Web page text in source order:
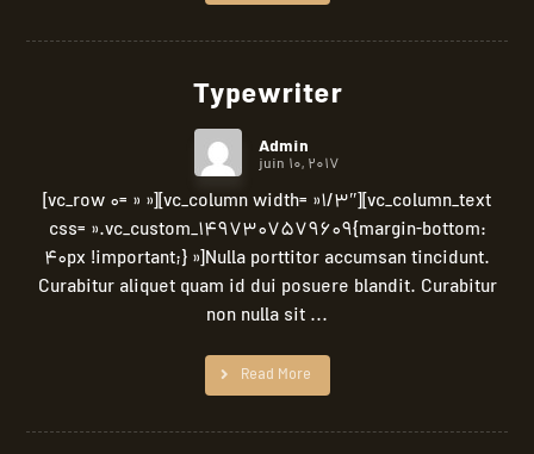
Typewriter
Admin
juin 10, 2017
[vc_row 0= » »][vc_column width= »1/3″][vc_column_text
css= ».vc_custom_1497307579609{margin-bottom:
40px !important;} »]Nulla porttitor accumsan tincidunt.
Curabitur aliquet quam id dui posuere blandit. Curabitur
non nulla sit ...
Read More